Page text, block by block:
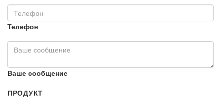
Телефон
Ваше сообщение
ПРОДУКТ